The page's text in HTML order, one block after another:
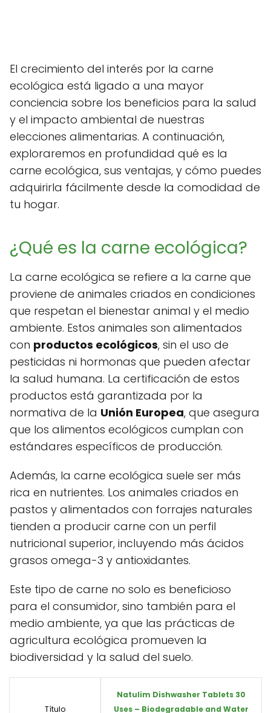
El crecimiento del interés por la carne
ecológica está ligado a una mayor
conciencia sobre los beneficios para la salud
y el impacto ambiental de nuestras
elecciones alimentarias. A continuación,
exploraremos en profundidad qué es la
carne ecológica, sus ventajas, y cómo puedes
adquirirla fácilmente desde la comodidad de
tu hogar.
¿Qué es la carne ecológica?
La carne ecológica se refiere a la carne que
proviene de animales criados en condiciones
que respetan el bienestar animal y el medio
ambiente. Estos animales son alimentados
con productos ecológicos, sin el uso de
pesticidas ni hormonas que pueden afectar
la salud humana. La certificación de estos
productos está garantizada por la
normativa de la Unión Europea, que asegura
que los alimentos ecológicos cumplan con
estándares específicos de producción.
Además, la carne ecológica suele ser más
rica en nutrientes. Los animales criados en
pastos y alimentados con forrajes naturales
tienden a producir carne con un perfil
nutricional superior, incluyendo más ácidos
grasos omega-3 y antioxidantes.
Este tipo de carne no solo es beneficioso
para el consumidor, sino también para el
medio ambiente, ya que las prácticas de
agricultura ecológica promueven la
biodiversidad y la salud del suelo.
Título
Natulim Dishwasher Tablets 30
Uses – Biodegradable and Water